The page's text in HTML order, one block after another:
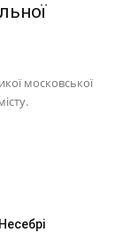
московської